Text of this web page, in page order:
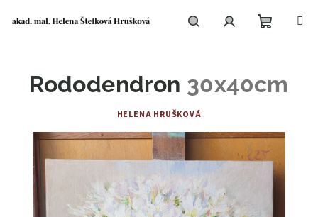
košík
Rododendron 30x40cm
HELENA HRUŠKOVÁ